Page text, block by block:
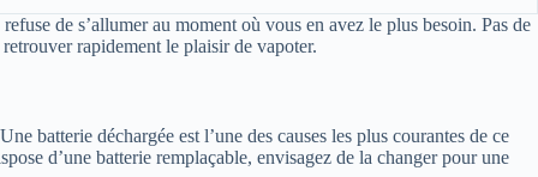
de s’allumer au moment où vous en avez le plus besoin. Pas de
rapidement le plaisir de vapoter.
batterie déchargée est l’une des causes les plus courantes de ce
d’une batterie remplaçable, envisagez de la changer pour une